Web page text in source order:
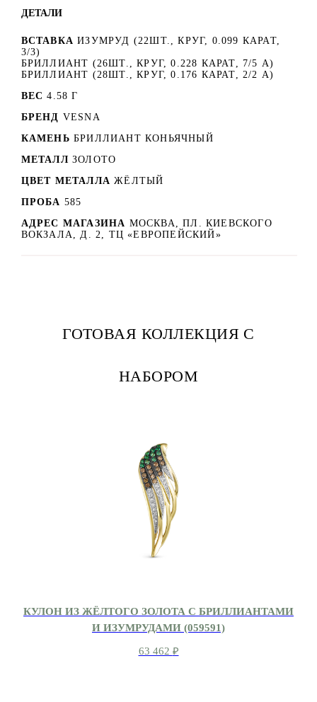
ДЕТАЛИ
ВСТАВКА ИЗУМРУД (22ШТ., КРУГ, 0.099 КАРАТ,
3/3)
БРИЛЛИАНТ (26ШТ., КРУГ, 0.228 КАРАТ, 7/5 А)
БРИЛЛИАНТ (28ШТ., КРУГ, 0.176 КАРАТ, 2/2 А)
ВЕС 4.58 Г
БРЕНД VESNA
КАМЕНЬ БРИЛЛИАНТ КОНЬЯЧНЫЙ
МЕТАЛЛ ЗОЛОТО
ЦВЕТ МЕТАЛЛА ЖЁЛТЫЙ
ПРОБА 585
АДРЕС МАГАЗИНА МОСКВА, ПЛ. КИЕВСКОГО
ВОКЗАЛА, Д. 2, ТЦ «ЕВРОПЕЙСКИЙ»
ГОТОВАЯ КОЛЛЕКЦИЯ С
НАБОРОМ
КУЛОН ИЗ ЖЁЛТОГО ЗОЛОТА С БРИЛЛИАНТАМИ
И ИЗУМРУДАМИ (059591)
63 462 ₽